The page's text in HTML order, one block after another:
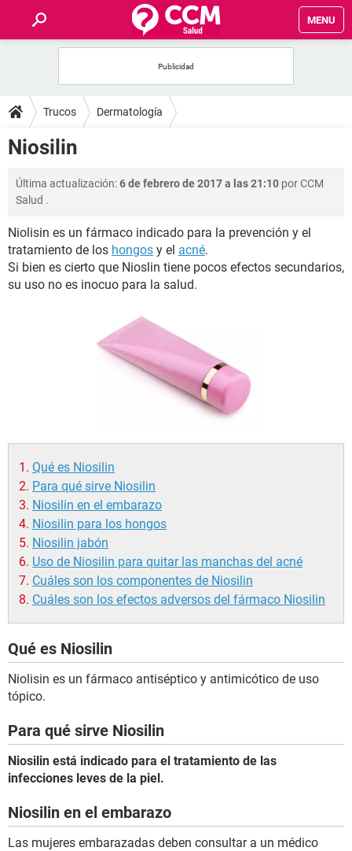
MENU
FOROS
SALUD
FAMILIA
BIENESTAR
Trucos Dermatología
Niosilin
Última actualización:6 de febrero de 2017 a las 21:10 porCCM
Salud .
Niolisin es un fármaco indicado para la prevención y el
tratamiento de los hongos y el acné.
Si bien es cierto que Nioslin tiene pocos efectos secundarios,
su uso no es inocuo para la salud.
Qué es Niosilin
Para qué sirve Niosilin
Niosilin en el embarazo
Niosilin para los hongos
Niosilin jabón
Uso de Niosilin para quitar las manchas del acné
Cuáles son los componentes de Niosilin
Cuáles son los efectos adversos del fármaco Niosilin
Qué es Niosilin
Niolisin es un fármaco antiséptico y antimicótico de uso
tópico.
Para qué sirve Niosilin
Niosilin está indicado para el tratamiento de las
infecciones leves de la piel.
Niosilin en el embarazo
Las mujeres embarazadas deben consultar a un médico